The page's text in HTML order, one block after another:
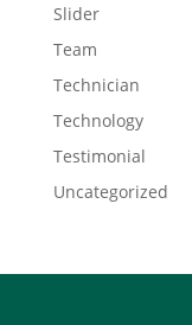
Slider
Team
Technician
Technology
Testimonial
Uncategorized